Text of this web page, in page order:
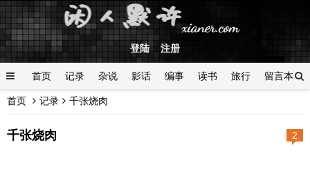
登陆 注册
首页 记录 杂说 影话 编事 读书 旅行 留言本
登陆
首页 记录 千张烧肉
2
千张烧肉